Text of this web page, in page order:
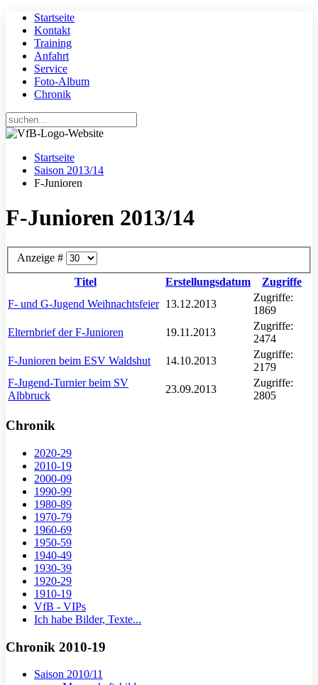
Startseite
Kontakt
Training
Anfahrt
Service
Foto-Album
Chronik
Startseite
Saison 2013/14
F-Junioren
F-Junioren 2013/14
Anzeige #
Titel
Erstellungsdatum
Zugriffe
F- und G-Jugend Weihnachtsfeier 13.12.2013
Zugriffe:
1869
Elternbrief der F-Junioren
19.11.2013
Zugriffe:
2474
F-Junioren beim ESV Waldshut
14.10.2013
Zugriffe:
2179
F-Jugend-Turnier beim SV
Albbruck
23.09.2013
Zugriffe:
2805
Chronik
2020-29
2010-19
2000-09
1990-99
1980-89
1970-79
1960-69
1950-59
1940-49
1930-39
1920-29
1910-19
VfB - VIPs
Ich habe Bilder, Texte...
Chronik 2010-19
Saison 2010/11